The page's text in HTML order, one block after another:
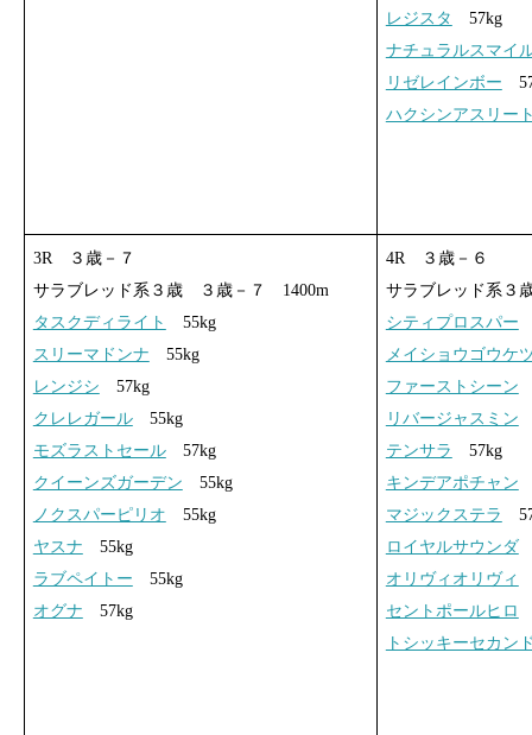
レジスタ
57kg
ナチュラルスマイ
リゼレインボー
ハクシンアスリー
3R ３歳－７
サラブレッド系３歳 ３歳－７ 1400m
タスクディライト
55kg
スリーマドンナ 55kg
レンジシ 57kg
クレレガール55kg
モズラストセール57kg
クイーンズガーデン 55kg
ノクスパーピリオ 55kg
ヤスナ 55kg
ラブペイトー 55kg
オグナ 57kg
4R ３歳－６
サラブレッド系
シティプロスパー
メイショウゴウケ
ファーストシーン
リバージャスミン
テンサラ
57kg
キンデアポチャン
マジックステラ
ロイヤルサウンダ
オリヴィオリヴィ
セントポールヒロ
トシッキーセカン